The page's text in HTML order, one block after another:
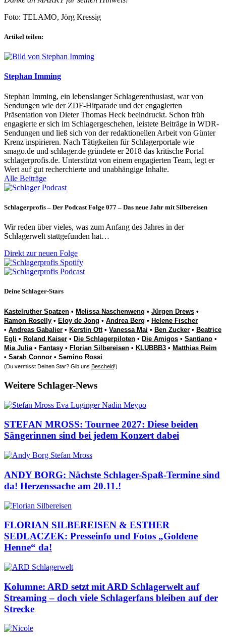
Foto: TELAMO, Jörg Kressig
Artikel teilen:
Stephan Imming
Stephan Imming, ein lebenslanger Schlagerenthusiast, war von
Sendungen wie der ZDF-Hitparade und der engagierten
Präsentation von Dieter Thomas Heck beeindruckt. Schon früh
engagierte er sich im Schlagergeschehen, leistete Beiträge in WDR-
Sendungen und ließ sich von der redaktionellen Arbeit von Günter
Krenz inspirieren. Nach Tätigkeiten für Schlagerportale wie
smago.de und schlager.de gründete er 2018 das kritische Portal
schlagerprofis.de. Unterstützt von einem engagierten Team, legt er
Wert auf gut recherchierte und unabhängige Inhalte.
Alle Beiträge
Schlagerprofis – Der Podcast Folge 077 – Das neue Jahr mit Silbereisen
Wir reden über vieles, was zum Anfang des Jahres in der
Schlagerwelt stattgefunden hat…
Direkt zur neuen Folge
Deine Schlager-Stars
Kastelruther Spatzen • Melissa Naschenweng • Jürgen Drews •
Ramon Roselly • Eloy de Jong • Andrea Berg • Helene Fischer
• Andreas Gabalier • Kerstin Ott• Vanessa Mai • Ben Zucker • Beatrice
Egli • Roland Kaiser • Die Schlagerpiloten • Die Amigos • Santiano •
Mia Julia• Fantasy • Florian Silbereisen • KLUBBB3 • Matthias Reim
• Sarah Connor • Semino Rossi
(Du vermisst Deinen Star? Gib uns Bescheid!)
Weitere Schlager-News
STEFAN MROSS: Tournee 2027: Diese beiden
Sängerinnen sind bei jedem Konzert dabei
ANDY BORG: Nächste Schlager-Spaß-Termine sind
da! Herzenssache am 20.11.!
FLORIAN SILBEREISEN & ESTHER
SEDLACZEK: Presseinfo und Fotos „Goldene
Henne“ da!
Kolumne: ARD setzt mit ARD Schlagerwelt auf
Streaming – doch viele Schlagerfans bleiben auf der
Strecke